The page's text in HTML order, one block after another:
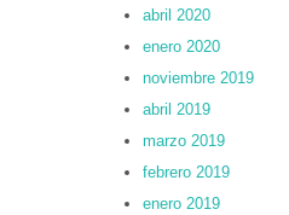
abril 2020
enero 2020
noviembre 2019
abril 2019
marzo 2019
febrero 2019
enero 2019